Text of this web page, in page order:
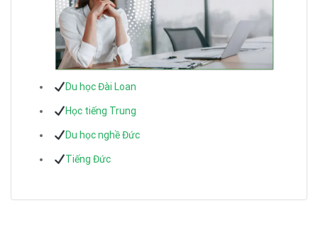
Du học Đài Loan
Học tiếng Trung
Du học nghề Đức
Tiếng Đức